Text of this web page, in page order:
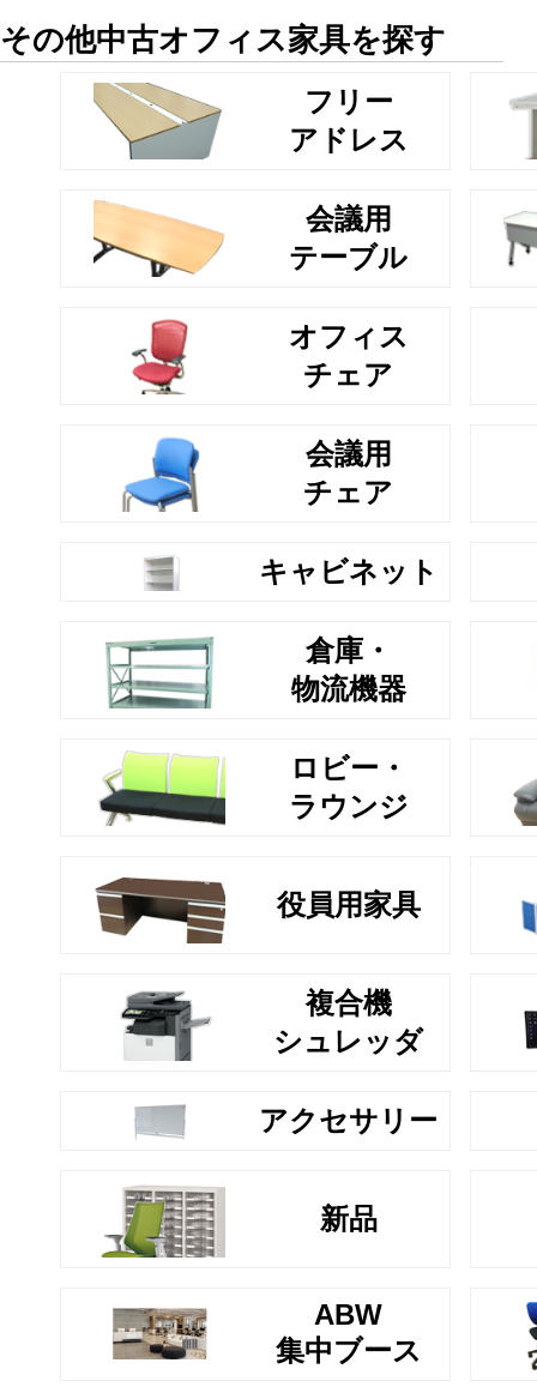
その他中古オフィス家具を探す
フリー
アドレス
会議用
テーブル
オフィス
チェア
会議用
チェア
キャビネット
倉庫・
物流機器
ロビー・
ラウンジ
役員用家具
複合機
シュレッダ
アクセサリー
新品
ABW
集中ブース